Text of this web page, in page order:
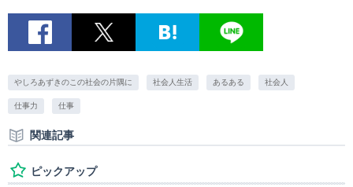
やしろあずきのこの社会の片隅に 社会人生活 あるある 社会人
仕事力 仕事
関連記事
ピックアップ